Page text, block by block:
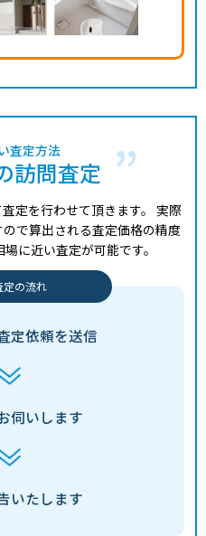
査定方法
訪問査定
定を行わせて頂きます。 実際
で算出される査定価格の精度
に近い査定が可能です。
定の流れ
定依頼を送信
伺いします
いたします